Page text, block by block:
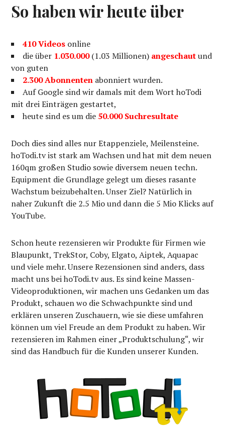
So haben wir heute über
410 Videos online
die über 1.030.000(1.03 Millionen) angeschautund
von guten
2.300 Abonnenten abonniert wurden.
Auf Google sind wir damals mit dem Wort hoTodi
mit drei Einträgen gestartet,
heute sind es um die 50.000 Suchresultate
Doch dies sind alles nur Etappenziele, Meilensteine.
hoTodi.tv ist stark am Wachsen und hat mit dem neuen
160qm großen Studio sowie diversem neuen techn.
Equipment die Grundlage gelegt um dieses rasante
Wachstum beizubehalten. Unser Ziel? Natürlich in
naher Zukunft die 2.5 Mio und dann die 5 Mio Klicks auf
YouTube.
Schon heute rezensieren wir Produkte für Firmen wie
Blaupunkt, TrekStor, Coby, Elgato, Aiptek, Aquapac
und viele mehr. Unsere Rezensionen sind anders, dass
macht uns bei hoTodi.tv aus. Es sind keine Massen-
Videoproduktionen, wir machen uns Gedanken um das
Produkt, schauen wo die Schwachpunkte sind und
erklären unseren Zuschauern, wie sie diese umfahren
können um viel Freude an dem Produkt zu haben. Wir
rezensieren im Rahmen einer „Produktschulung“, wir
sind das Handbuch für die Kunden unserer Kunden.